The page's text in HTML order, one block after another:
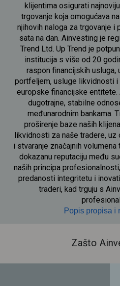
klijentima osigurati
trgovanje koja omogućava
njihovih naloga za trgovanje i
sata na dan. Ainvesting je
Trend Ltd. Up Trend je
institucija s više od 20
raspon financijskih usluga,
portfeljem, usluge likvidnosti
europske financijske
dugotrajne, stabilne
međunarodnim bankama.
proširenje baze naših
likvidnosti za naše tradere,
i stvaranje značajnih
dokazanu reputaciju među
naših principa
predanosti integritetu i
traderi, kad trguju s
Popis propisa i
Zašto